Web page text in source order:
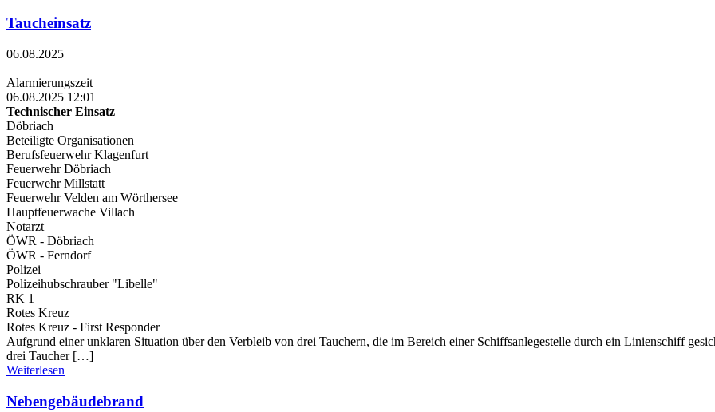
Taucheinsatz
06.08.2025
Alarmierungszeit
06.08.2025 12:01
Technischer Einsatz
Döbriach
Beteiligte Organisationen
Berufsfeuerwehr Klagenfurt
Feuerwehr Döbriach
Feuerwehr Millstatt
Feuerwehr Velden am Wörthersee
Hauptfeuerwache Villach
Notarzt
ÖWR - Döbriach
ÖWR - Ferndorf
Polizei
Polizeihubschrauber "Libelle"
RK 1
Rotes Kreuz
Rotes Kreuz - First Responder
Aufgrund einer unklaren Situation über den Verbleib von drei Tauchern, die im Bereich einer Schiffsanlegestelle durch ein Linienschiff
drei Taucher […]
Weiterlesen
Nebengebäudebrand